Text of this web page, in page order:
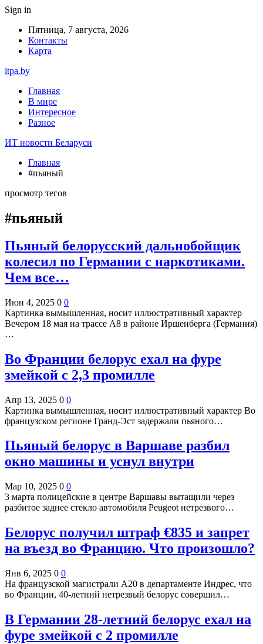
Sign in
Пятница, 7 августа, 2026
Контакты
Карта
itpa.by
Главная
В мире
Интересное
Разное
ИТ новости Беларуси
Главная
#пьяный
просмотр тегов
#пьяный
Пьяный белорусский дальнобойщик
колесил по Германии с наркотиками.
Чем все…
Июн 4, 2025 0 0
Картинка вымышленная, носит иллюстративный характер
Вечером 18 мая на трассе A8 в районе Иршенберга (Германия)
…
Во Франции белорус ехал на фуре
змейкой с 2,3 промилле
Апр 13, 2025 0 0
Картинка вымышленная, носит иллюстративный характер Во
французском регионе Гранд-Эст задержали пьяного…
Пьяный белорус в Варшаве разбил
окно машины и уснул внутри
Мар 10, 2025 0 0
3 марта полицейские в центре Варшавы вытащили через
разбитое заднее стекло автомобиля Peugeot нетрезвого…
Белорус получил штраф €835 и запрет
на въезд во Францию. Что произошло?
Янв 6, 2025 0 0
На французской магистрали А20 в департаменте Индрес, что
во Франции, 40-летний нетрезвый белорус совершил…
В Германии 28-летний белорус ехал на
фуре змейкой с 2 промилле